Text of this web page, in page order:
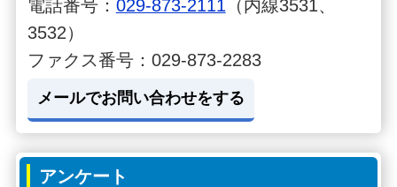
電話番号： 029-873-2111（内線3531、
3532）
ファクス番号：029-873-2283
メールでお問い合わせをする
アンケート